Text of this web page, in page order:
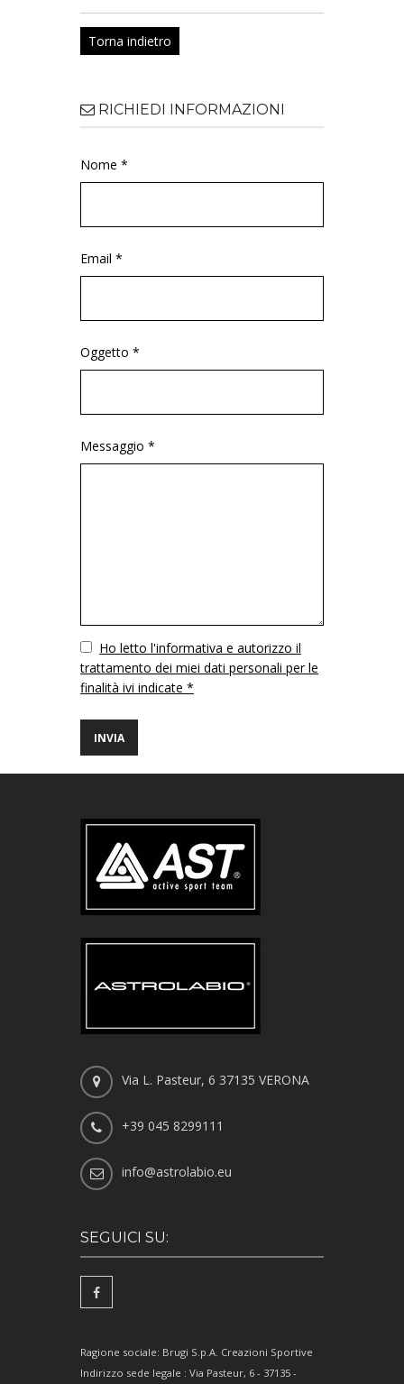
Torna indietro
RICHIEDI INFORMAZIONI
Nome *
Email *
Oggetto *
Messaggio *
VuotoHo letto l'informativa e autorizzo il
trattamento dei miei dati personali per le
finalità ivi indicate *
Via L. Pasteur, 6 37135 VERONA
+39 045 8299111
info@astrolabio.eu
SEGUICI SU:
Ragione sociale: Brugi S.p.A. Creazioni Sportive
Indirizzo sede legale : Via Pasteur, 6 - 37135 -